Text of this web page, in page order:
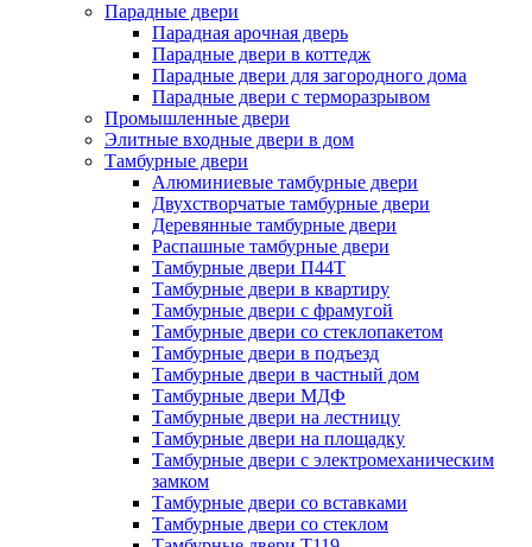
Парадные двери
Парадная арочная дверь
Парадные двери в коттедж
Парадные двери для загородного дома
Парадные двери с терморазрывом
Промышленные двери
Элитные входные двери в дом
Тамбурные двери
Алюминиевые тамбурные двери
Двухстворчатые тамбурные двери
Деревянные тамбурные двери
Распашные тамбурные двери
Тамбурные двери П44Т
Тамбурные двери в квартиру
Тамбурные двери с фрамугой
Тамбурные двери со стеклопакетом
Тамбурные двери в подъезд
Тамбурные двери в частный дом
Тамбурные двери МДФ
Тамбурные двери на лестницу
Тамбурные двери на площадку
Тамбурные двери с электромеханическим
замком
Тамбурные двери со вставками
Тамбурные двери со стеклом